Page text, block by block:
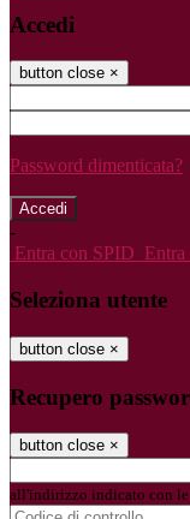
Accedi
button close ×
Password dimenticata?
-
Entra con SPID
Seleziona utente
button close ×
Recupero
button close ×
all'indirizzo indicato con le